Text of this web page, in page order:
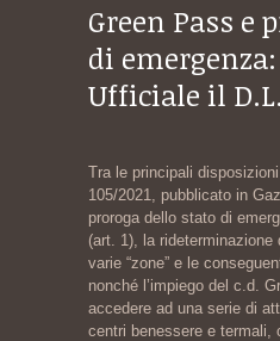
Green Pass e
di
Ufficiale il D.L.
Tra le principali
105/2021, pubblicato in
proroga dello stato di
(art. 1), la
varie “zone” e le
nonché l’impiego del c.d.
accedere ad una serie di
centri benessere e termali,